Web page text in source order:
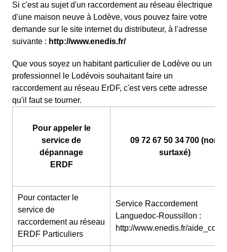
Si c'est au sujet d'un raccordement au réseau électrique
d'une maison neuve à Lodève, vous pouvez faire votre
demande sur le site internet du distributeur, à l'adresse
suivante : http://www.enedis.fr/
Que vous soyez un habitant particulier de Lodève ou un
professionnel le Lodévois souhaitant faire un
raccordement au réseau ErDF, c'est vers cette adresse
qu'il faut se tourner.
Pour appeler le
service de
dépannage
ERDF
09 72 67 50 34 700 (non
surtaxé)
Pour contacter le
service de
raccordement au réseau
ERDF Particuliers
Service Raccordement
Languedoc-Roussillon :
http://www.enedis.fr/